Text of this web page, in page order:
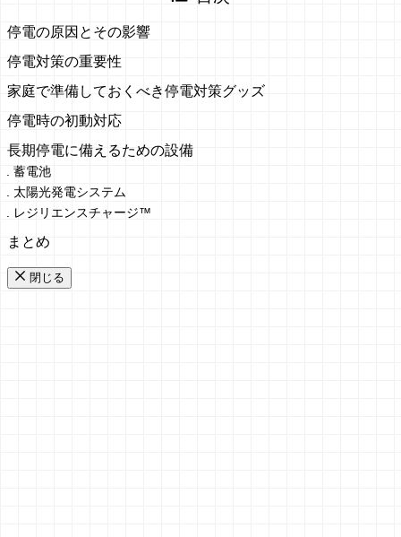
停電の原因とその影響
停電対策の重要性
家庭で準備しておくべき停電対策グッズ
停電時の初動対応
長期停電に備えるための設備
蓄電池
太陽光発電システム
レジリエンスチャージ™
まとめ
閉じる